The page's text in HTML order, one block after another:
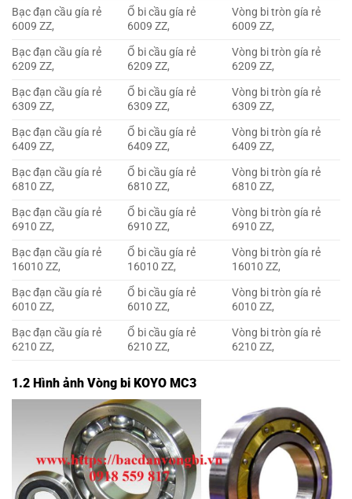
Bạc đạn cầu gía rẻ
6009 ZZ,
Ổ bi cầu gía rẻ
6009 ZZ,
Vòng bi tròn gía rẻ
6009 ZZ,
Bạc đạn cầu gía rẻ
6209 ZZ,
Ổ bi cầu gía rẻ
6209 ZZ,
Vòng bi tròn gía rẻ
6209 ZZ,
Bạc đạn cầu gía rẻ
6309 ZZ,
Ổ bi cầu gía rẻ
6309 ZZ,
Vòng bi tròn gía rẻ
6309 ZZ,
Bạc đạn cầu gía rẻ
6409 ZZ,
Ổ bi cầu gía rẻ
6409 ZZ,
Vòng bi tròn gía rẻ
6409 ZZ,
Bạc đạn cầu gía rẻ
6810 ZZ,
Ổ bi cầu gía rẻ
6810 ZZ,
Vòng bi tròn gía rẻ
6810 ZZ,
Bạc đạn cầu gía rẻ
6910 ZZ,
Ổ bi cầu gía rẻ
6910 ZZ,
Vòng bi tròn gía rẻ
6910 ZZ,
Bạc đạn cầu gía rẻ
16010 ZZ,
Ổ bi cầu gía rẻ
16010 ZZ,
Vòng bi tròn gía rẻ
16010 ZZ,
Bạc đạn cầu gía rẻ
6010 ZZ,
Ổ bi cầu gía rẻ
6010 ZZ,
Vòng bi tròn gía rẻ
6010 ZZ,
Bạc đạn cầu gía rẻ
6210 ZZ,
Ổ bi cầu gía rẻ
6210 ZZ,
Vòng bi tròn gía rẻ
6210 ZZ,
1.2 Hình ảnh Vòng bi KOYO MC3